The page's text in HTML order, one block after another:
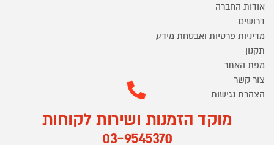
אודות החברה
דרושים
מדיניות פרטיות ואבטחת מידע
תקנון
מפת האתר
צור קשר
הצהרת נגישות
מוקד הזמנות ושירות לקוחות
03-9545370